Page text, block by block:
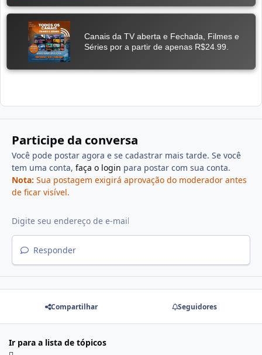
Participe da conversa
Você pode postar agora e se cadastrar mais tarde. Se você
tem uma conta, faça o login para postar com sua conta.
Nota: Sua postagem exigirá aprovação do moderador antes
de ficar visível.
Responder
Compartilhar Seguidores
Ir para a lista de tópicos